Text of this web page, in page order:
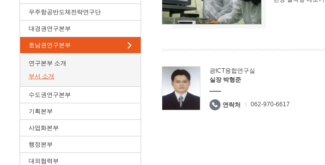
우주항공반도체전략연구단
대경권연구본부
호남권연구본부
연구본부 소개
부서 소개
수도권연구본부
기획본부
사업화본부
행정본부
대외협력부
광ICT융합연구실
실장 박형준
연락처 062-970-6617